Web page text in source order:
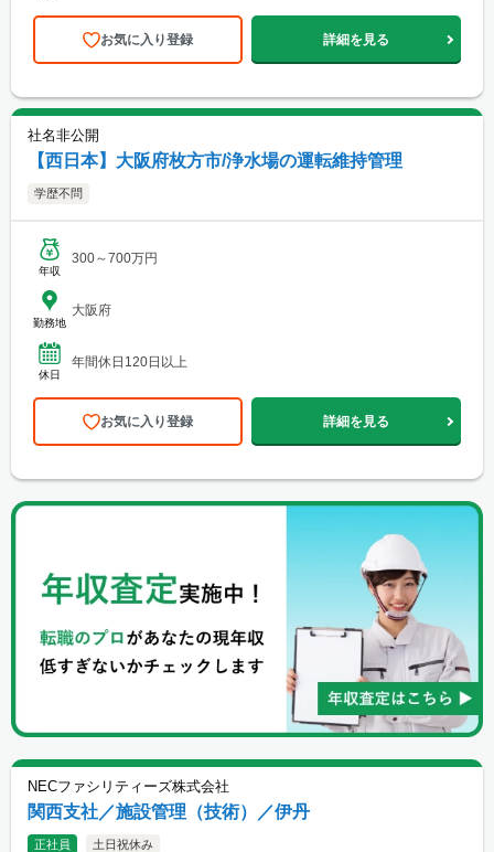
お気に入り登録 詳細を見る
社名非公開
【西日本】大阪府枚方市/浄水場の運転維持管理
学歴不問
年収
300～700万円
勤務地
大阪府
休日
年間休日120日以上
お気に入り登録 詳細を見る
NECファシリティーズ株式会社
関西支社／施設管理（技術）／伊丹
正社員 土日祝休み